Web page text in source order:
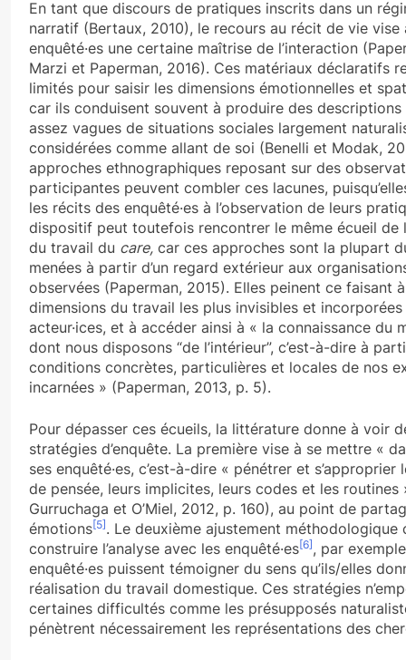
En tant que discours de pratiques inscrits dans un
narratif (Bertaux, 2010), le recours au récit de vie
enquêté·es une certaine maîtrise de l’interaction
Marzi et Paperman, 2016). Ces matériaux déclaratifs
limités pour saisir les dimensions émotionnelles et
car ils conduisent souvent à produire des descriptions
assez vagues de situations sociales largement
considérées comme allant de soi (Benelli et Modak,
approches ethnographiques reposant sur des
participantes peuvent combler ces lacunes,
les récits des enquêté·es à l’observation de leurs
dispositif peut toutefois rencontrer le même écueil de
du travail du care, car ces approches sont la plupart
menées à partir d’un regard extérieur aux
observées (Paperman, 2015). Elles peinent ce faisant
dimensions du travail les plus invisibles et
acteur·ices, et à accéder ainsi à « la connaissance du
dont nous disposons “de l’intérieur”, c’est-à-dire à
conditions concrètes, particulières et locales de nos
incarnées » (Paperman, 2013, p. 5).
Pour dépasser ces écueils, la littérature donne à voir
stratégies d’enquête. La première vise à se mettre «
ses enquêté·es, c’est-à-dire « pénétrer et s’approprier
de pensée, leurs implicites, leurs codes et les routines
Gurruchaga et O’Miel, 2012, p. 160), au point de
émotions[5] . Le deuxième ajustement méthodologique
construire l’analyse avec les enquêté·es[6] , par
enquêté·es puissent témoigner du sens qu’ils/elles
réalisation du travail domestique. Ces stratégies
certaines difficultés comme les présupposés
pénètrent nécessairement les représentations des